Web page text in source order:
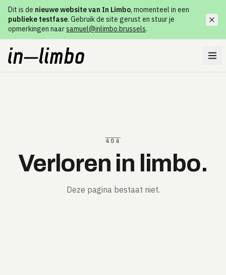
Dit is de nieuwe website van In Limbo, momenteel in een
publieke testfase. Gebruik de site gerust en stuur je
opmerkingen naarsamuel@inlimbo.brussels.
404
Verloren in limbo.
Deze pagina bestaat niet.